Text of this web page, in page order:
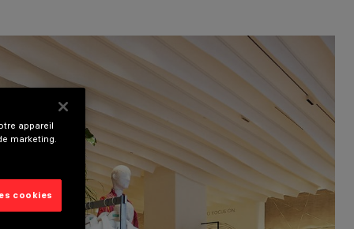
appareil
marketing.
cookies